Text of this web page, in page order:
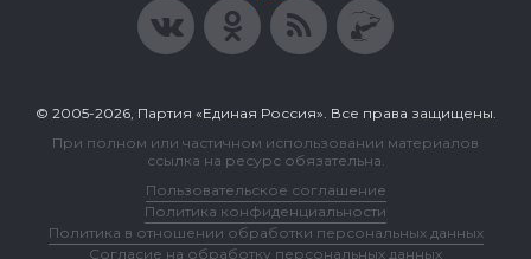
© 2005-2026, Партия «Единая Россия». Все права защищены.
При полном или частичном использовании материалов
ссылка на ресурс обязательна.
Пользовательское соглашение
Политика конфиденциальности
Политика в отношении обработки персональных данных
Согласие на обработку персональных данных